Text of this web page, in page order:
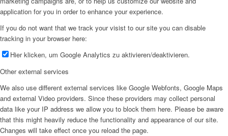
application for you in order to enhance your experience.
If you do not want that we track your visist to our site you can disable
tracking in your browser here:
Hier klicken, um Google Analytics zu aktivieren/deaktivieren.
Other external services
We also use different external services like Google Webfonts, Google Maps
and external Video providers. Since these providers may collect personal
data like your IP address we allow you to block them here. Please be aware
that this might heavily reduce the functionality and appearance of our site.
Changes will take effect once you reload the page.